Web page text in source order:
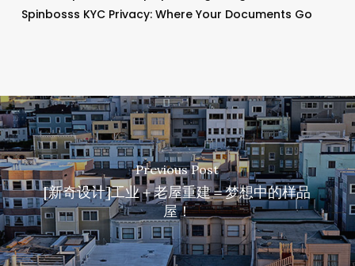
Spinbosss KYC Privacy: Where Your Documents Go
Previous Post
[新奇设计]工业＋老屋重建＝梦想中的样品
屋！